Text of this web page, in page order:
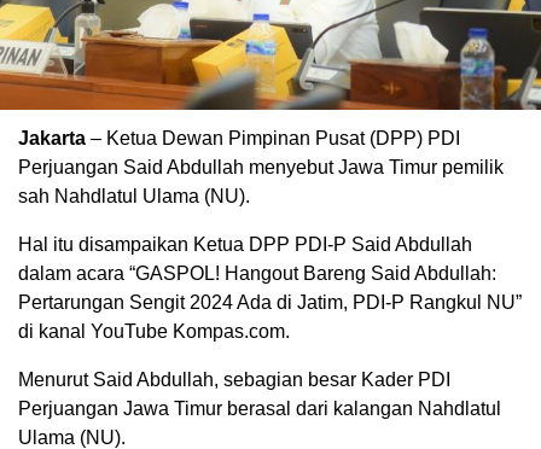
Jakarta – Ketua Dewan Pimpinan Pusat (DPP) PDI
Perjuangan Said Abdullah menyebut Jawa Timur pemilik
sah Nahdlatul Ulama (NU).
Hal itu disampaikan Ketua DPP PDI-P Said Abdullah
dalam acara “GASPOL! Hangout Bareng Said Abdullah:
Pertarungan Sengit 2024 Ada di Jatim, PDI-P Rangkul NU”
di kanal YouTube Kompas.com.
Menurut Said Abdullah, sebagian besar Kader PDI
Perjuangan Jawa Timur berasal dari kalangan Nahdlatul
Ulama (NU).